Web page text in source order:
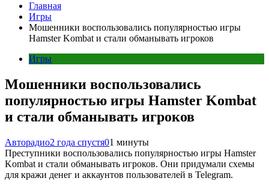
Главная
Игры
Мошенники воспользовались популярностью игры
Hamster Kombat и стали обманывать игроков
Игры
Мошенники воспользовались
популярностью игры Hamster Kombat
и стали обманывать игроков
Авторадио2 года спустя01 минуты
Преступники воспользовались популярностью игры Hamster
Kombat и стали обманывать игроков. Они придумали схемы
для кражи денег и аккаунтов пользователей в Telegram.